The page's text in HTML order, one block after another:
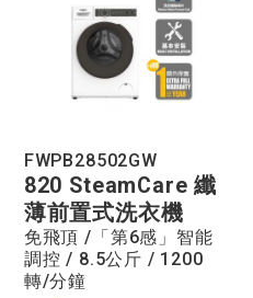
FWPB28502GW
820 SteamCare 纖
薄前置式洗衣機
免飛頂 /「第6感」智能
調控 / 8.5公斤 / 1200
轉/分鐘